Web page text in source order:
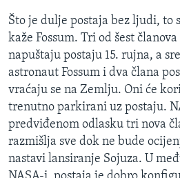
Što je dulje postaja bez ljudi, to
kaže Fossum. Tri od šest
napuštaju postaju 15. rujna, a
astronaut Fossum i dva člana
vraćaju se na Zemlju. Oni će
trenutno parkirani uz postaju.
predviđenom odlasku tri nova
razmišlja sve dok ne bude
nastavi lansiranje Sojuza. U